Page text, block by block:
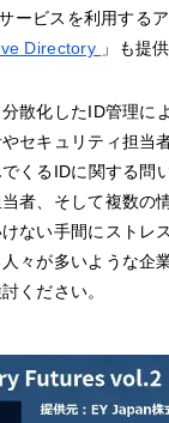
ービスを利用する
Directory 」も提
散化したID管理に
セキュリティ担当
くるIDに関する問
者、そして複数の
ない手間にストレ
々が多いような企
ください。